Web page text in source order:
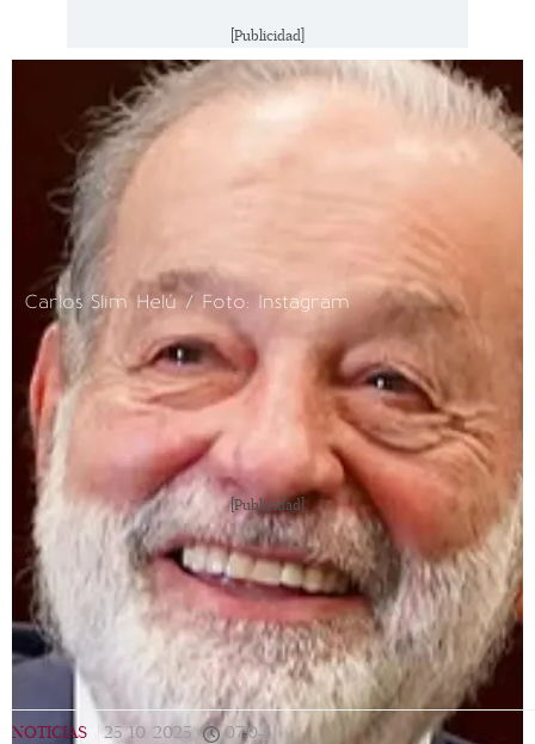
[Publicidad]
Carlos Slim Helú / Foto: Instagram
[Publicidad]
NOTICIAS 25/10/2025 | 07:04 |